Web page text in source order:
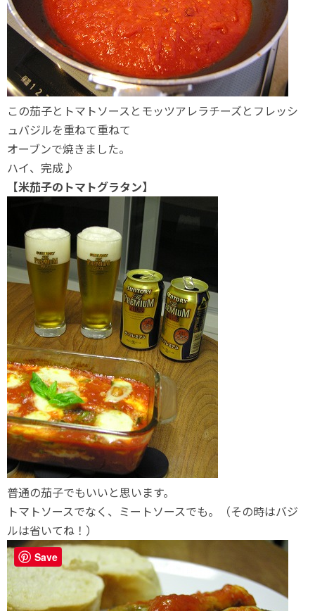
この茄子とトマトソースとモッツアレラチーズとフレッシ
ュバジルを重ねて重ねて
オーブンで焼きました。
ハイ、完成♪
【米茄子のトマトグラタン】
普通の茄子でもいいと思います。
トマトソースでなく、ミートソースでも。（その時はバジ
ルは省いてね！）
Save